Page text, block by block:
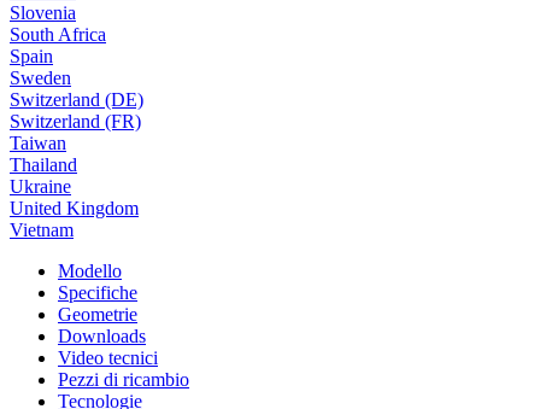
Slovenia
South Africa
Spain
Sweden
Switzerland (DE)
Switzerland (FR)
Taiwan
Thailand
Ukraine
United Kingdom
Vietnam
Modello
Specifiche
Geometrie
Downloads
Video tecnici
Pezzi di ricambio
Tecnologie